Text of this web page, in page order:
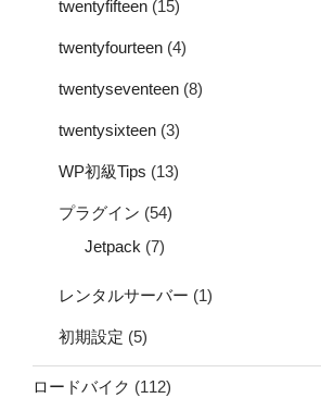
twentyfifteen (15)
twentyfourteen (4)
twentyseventeen (8)
twentysixteen (3)
WP初級Tips (13)
プラグイン (54)
Jetpack (7)
レンタルサーバー (1)
初期設定 (5)
ロードバイク (112)